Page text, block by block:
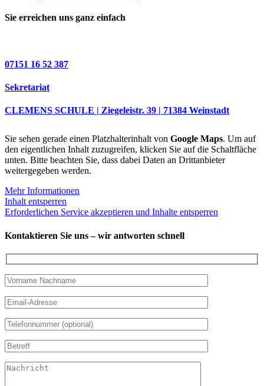
Sie erreichen uns ganz einfach
07151 16 52 387
Sekretariat
CLEMENS SCHULE | Ziegeleistr. 39 | 71384 Weinstadt
Sie sehen gerade einen Platzhalterinhalt von Google Maps. Um auf
den eigentlichen Inhalt zuzugreifen, klicken Sie auf die Schaltfläche
unten. Bitte beachten Sie, dass dabei Daten an Drittanbieter
weitergegeben werden.
Mehr Informationen
Inhalt entsperren
Erforderlichen Service akzeptieren und Inhalte entsperren
Kontaktieren Sie uns – wir antworten schnell